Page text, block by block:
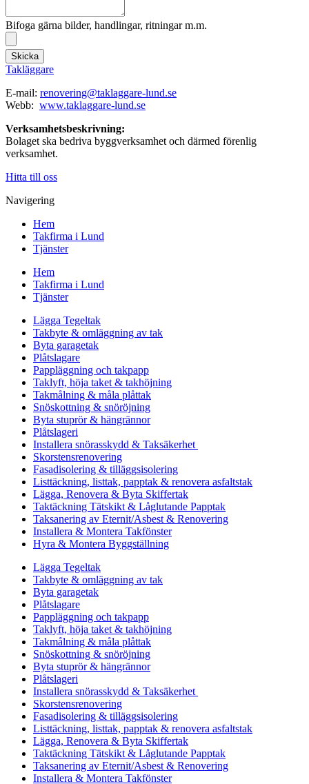
Bifoga gärna bilder, handlingar, ritningar m.m.
Skicka
Takläggare
E-mail: renovering@taklaggare-lund.se
Webb: www.taklaggare-lund.se
Verksamhetsbeskrivning:
Bolaget ska bedriva byggverksamhet och därmed förenlig
verksamhet.
Hitta till oss
Navigering
Hem
Takfirma i Lund
Tjänster
Hem
Takfirma i Lund
Tjänster
Lägga Tegeltak
Takbyte & omläggning av tak
Byta garagetak
Plåtslagare
Pappläggning och takpapp
Taklyft, höja taket & takhöjning
Takmålning & måla plåttak
Snöskottning & snöröjning
Byta stuprör & hängrännor
Plåtslageri
Installera snörasskydd & Taksäkerhet
Skorstensrenovering
Fasadisolering & tilläggsisolering
Listtäckning, listtak, papptak & renovera asfaltstak
Lägga, Renovera & Byta Skiffertak
Taktäckning Tätskikt & Låglutande Papptak
Taksanering av Eternit/Asbest & Renovering
Installera & Montera Takfönster
Hyra & Montera Byggställning
Lägga Tegeltak
Takbyte & omläggning av tak
Byta garagetak
Plåtslagare
Pappläggning och takpapp
Taklyft, höja taket & takhöjning
Takmålning & måla plåttak
Snöskottning & snöröjning
Byta stuprör & hängrännor
Plåtslageri
Installera snörasskydd & Taksäkerhet
Skorstensrenovering
Fasadisolering & tilläggsisolering
Listtäckning, listtak, papptak & renovera asfaltstak
Lägga, Renovera & Byta Skiffertak
Taktäckning Tätskikt & Låglutande Papptak
Taksanering av Eternit/Asbest & Renovering
Installera & Montera Takfönster